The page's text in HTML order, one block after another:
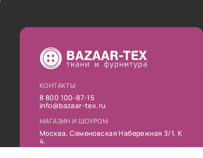
КОНТАКТЫ
8 800 100-87-15
info@bazaar-tex.ru
МАГАЗИН И ШОУРОМ
Москва, Семеновская Набережная 3/1, К
4.